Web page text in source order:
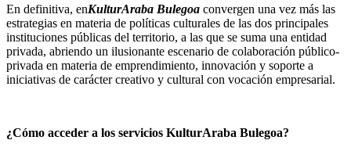
En definitiva, enKulturAraba Bulegoa convergen una vez más las
estrategias en materia de políticas culturales de las dos principales
instituciones públicas del territorio, a las que se suma una entidad
privada, abriendo un ilusionante escenario de colaboración público-
privada en materia de emprendimiento, innovación y soporte a
iniciativas de carácter creativo y cultural con vocación empresarial.
¿Cómo acceder a los servicios KulturAraba Bulegoa?